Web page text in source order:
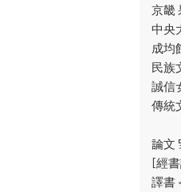
附錄
640년
京畿
中央
成均
民族
誠信
傳統
論文
[經
譯書